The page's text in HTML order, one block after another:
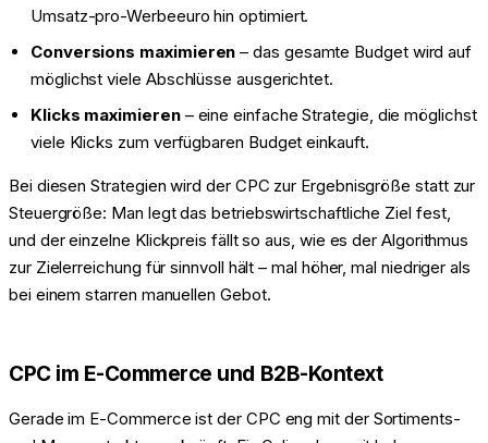
Umsatz-pro-Werbeeuro hin optimiert.
Conversions maximieren – das gesamte Budget wird auf
möglichst viele Abschlüsse ausgerichtet.
Klicks maximieren– eine einfache Strategie, die möglichst
viele Klicks zum verfügbaren Budget einkauft.
Bei diesen Strategien wird der CPC zur Ergebnisgröße statt zur
Steuergröße: Man legt das betriebswirtschaftliche Ziel fest,
und der einzelne Klickpreis fällt so aus, wie es der Algorithmus
zur Zielerreichung für sinnvoll hält – mal höher, mal niedriger als
bei einem starren manuellen Gebot.
CPC im E-Commerce und B2B-Kontext
Gerade im E-Commerce ist der CPC eng mit der Sortiments-